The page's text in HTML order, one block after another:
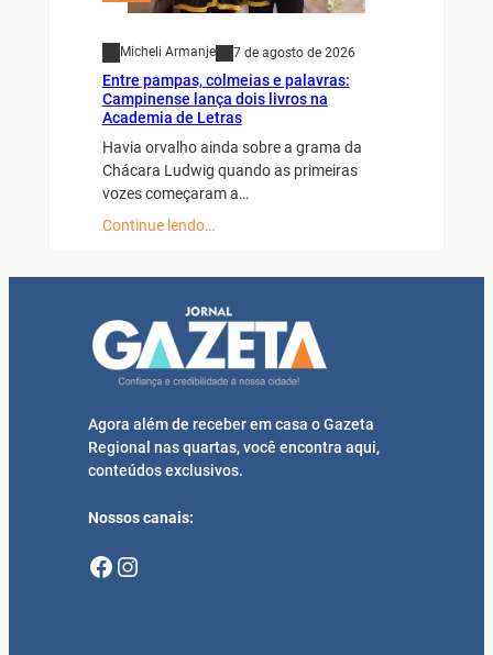
Micheli Armanje 7 de agosto de 2026
Entre pampas, colmeias e palavras:
Campinense lança dois livros na
Academia de Letras
Havia orvalho ainda sobre a grama da
Chácara Ludwig quando as primeiras
vozes começaram a…
Continue lendo…
Agora além de receber em casa o Gazeta
Regional nas quartas, você encontra aqui,
conteúdos exclusivos.
Nossos canais:
Facebook Instagram